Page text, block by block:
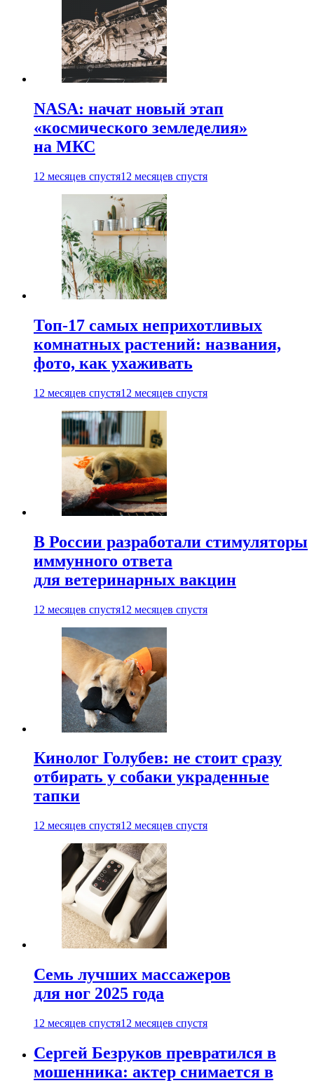
NASA: начат новый этап
«космического земледелия»
на МКС
12 месяцев спустя12 месяцев спустя
Топ-17 самых неприхотливых
комнатных растений: названия,
фото, как ухаживать
12 месяцев спустя12 месяцев спустя
В России разработали стимуляторы
иммунного ответа
для ветеринарных вакцин
12 месяцев спустя12 месяцев спустя
Кинолог Голубев: не стоит сразу
отбирать у собаки украденные
тапки
12 месяцев спустя12 месяцев спустя
Семь лучших массажеров
для ног 2025 года
12 месяцев спустя12 месяцев спустя
Сергей Безруков превратился в
мошенника: актер снимается в